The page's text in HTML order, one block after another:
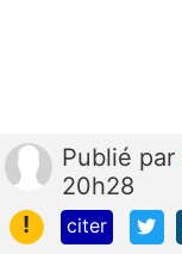
Publié par
20h28
!
citer